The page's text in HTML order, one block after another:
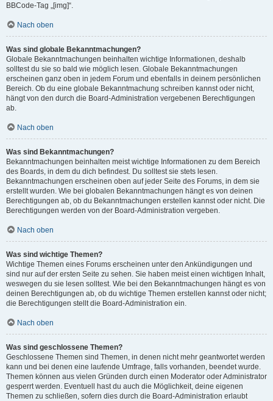
BBCode-Tag „[img]“.
Nach oben
Was sind globale Bekanntmachungen?
Globale Bekanntmachungen beinhalten wichtige Informationen, deshalb
solltest du sie so bald wie möglich lesen. Globale Bekanntmachungen
erscheinen ganz oben in jedem Forum und ebenfalls in deinem persönlichen
Bereich. Ob du eine globale Bekanntmachung schreiben kannst oder nicht,
hängt von den durch die Board-Administration vergebenen Berechtigungen
ab.
Nach oben
Was sind Bekanntmachungen?
Bekanntmachungen beinhalten meist wichtige Informationen zu dem Bereich
des Boards, in dem du dich befindest. Du solltest sie stets lesen.
Bekanntmachungen erscheinen oben auf jeder Seite des Forums, in dem sie
erstellt wurden. Wie bei globalen Bekanntmachungen hängt es von deinen
Berechtigungen ab, ob du Bekanntmachungen erstellen kannst oder nicht. Die
Berechtigungen werden von der Board-Administration vergeben.
Nach oben
Was sind wichtige Themen?
Wichtige Themen eines Forums erscheinen unter den Ankündigungen und
sind nur auf der ersten Seite zu sehen. Sie haben meist einen wichtigen Inhalt,
weswegen du sie lesen solltest. Wie bei den Bekanntmachungen hängt es von
deinen Berechtigungen ab, ob du wichtige Themen erstellen kannst oder nicht;
die Berechtigungen stellt die Board-Administration ein.
Nach oben
Was sind geschlossene Themen?
Geschlossene Themen sind Themen, in denen nicht mehr geantwortet werden
kann und bei denen eine laufende Umfrage, falls vorhanden, beendet wurde.
Themen können aus vielen Gründen durch einen Moderator oder Administrator
gesperrt werden. Eventuell hast du auch die Möglichkeit, deine eigenen
Themen zu schließen, sofern dies durch die Board-Administration erlaubt